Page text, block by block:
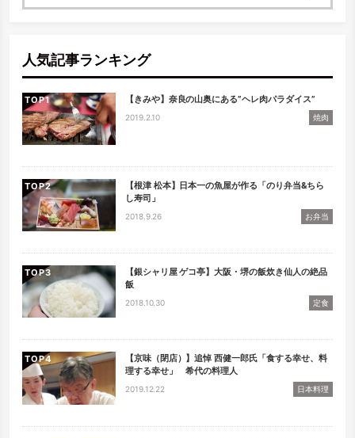
人気記事ランキング
TOP 【きみや】奈良の山奥にある”ヘレ肉パラダイス”
2019.2.10 焼肉
TOP
【根津 松本】日本一の魚屋が作る「のり弁当&ちら
し寿司」
2018.9.26 お弁当
TOP
【銀シャリ屋 ゲコ亭】大阪・堺の飯炊き仙人の絶品
飯
2018.10.30 定食
TOP
【京味（閉店）】追悼 西健一郎氏「食する幸せ、料
理する幸せ」 希代の料理人
2019.12.22 日本料理